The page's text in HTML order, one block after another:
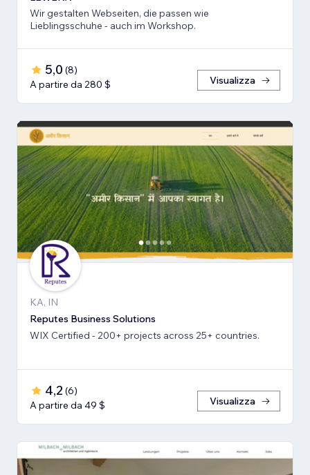
Wir gestalten Webseiten, die passen wie
Lieblingsschuhe - auch im Workshop.
5,0 (8)
A partire da 280 $
Visualizza
KA, IN
Reputes Business Solutions
WIX Certified - 200+ projects across 25+ countries.
4,2 (6)
A partire da 49 $
Visualizza